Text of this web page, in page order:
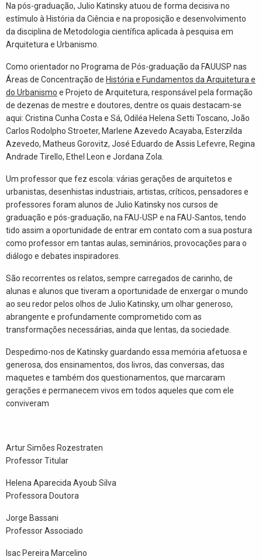
Na pós-graduação, Julio Katinsky atuou de forma decisiva no
estímulo à História da Ciência e na proposição e desenvolvimento
da disciplina de Metodologia científica aplicada à pesquisa em
Arquitetura e Urbanismo.
Como orientador no Programa de Pós-graduação da FAUUSP nas
Áreas de Concentração de História e Fundamentos da Arquitetura e
do Urbanismo e Projeto de Arquitetura, responsável pela formação
de dezenas de mestre e doutores, dentre os quais destacam-se
aqui: Cristina Cunha Costa e Sá, Odiléa Helena Setti Toscano, João
Carlos Rodolpho Stroeter, Marlene Azevedo Acayaba, Esterzilda
Azevedo, Matheus Gorovitz, José Eduardo de Assis Lefevre, Regina
Andrade Tirello, Ethel Leon e Jordana Zola.
Um professor que fez escola: várias gerações de arquitetos e
urbanistas, desenhistas industriais, artistas, críticos, pensadores e
professores foram alunos de Julio Katinsky nos cursos de
graduação e pós-graduação, na FAU-USP e na FAU-Santos, tendo
tido assim a oportunidade de entrar em contato com a sua postura
como professor em tantas aulas, seminários, provocações para o
diálogo e debates inspiradores.
São recorrentes os relatos, sempre carregados de carinho, de
alunas e alunos que tiveram a oportunidade de enxergar o mundo
ao seu redor pelos olhos de Julio Katinsky, um olhar generoso,
abrangente e profundamente comprometido com as
transformações necessárias, ainda que lentas, da sociedade.
Despedimo-nos de Katinsky guardando essa memória afetuosa e
generosa, dos ensinamentos, dos livros, das conversas, das
maquetes e também dos questionamentos, que marcaram
gerações e permanecem vivos em todos aqueles que com ele
conviveram
Artur Simões Rozestraten
Professor Titular
Helena Aparecida Ayoub Silva
Professora Doutora
Jorge Bassani
Professor Associado
Isac Pereira Marcelino